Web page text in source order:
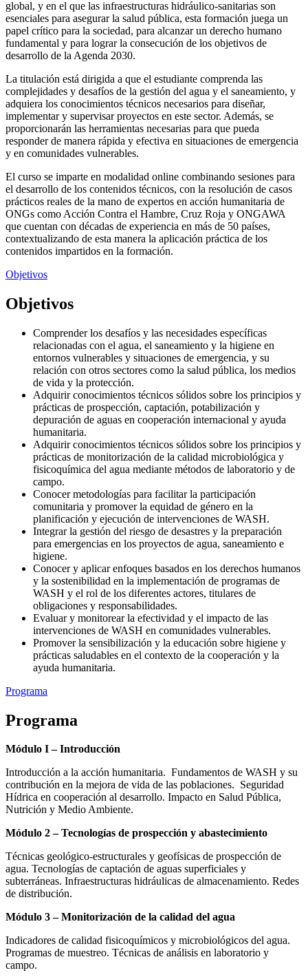
global, y en el que las infraestructuras hidráulico-sanitarias son
esenciales para asegurar la salud pública, esta formación juega un
papel crítico para la sociedad, para alcanzar un derecho humano
fundamental y para lograr la consecución de los objetivos de
desarrollo de la Agenda 2030.
La titulación está dirigida a que el estudiante comprenda las
complejidades y desafíos de la gestión del agua y el saneamiento, y
adquiera los conocimientos técnicos necesarios para diseñar,
implementar y supervisar proyectos en este sector. Además, se
proporcionarán las herramientas necesarias para que pueda
responder de manera rápida y efectiva en situaciones de emergencia
y en comunidades vulnerables.
El curso se imparte en modalidad online combinando sesiones para
el desarrollo de los contenidos técnicos, con la resolución de casos
prácticos reales de la mano de expertos en acción humanitaria de
ONGs como Acción Contra el Hambre, Cruz Roja y ONGAWA
que cuentan con décadas de experiencia en más de 50 países,
contextualizando de esta manera la aplicación práctica de los
contenidos impartidos en la formación.
Objetivos
Objetivos
Comprender los desafíos y las necesidades específicas
relacionadas con el agua, el saneamiento y la higiene en
entornos vulnerables y situaciones de emergencia, y su
relación con otros sectores como la salud pública, los medios
de vida y la protección.
Adquirir conocimientos técnicos sólidos sobre los principios y
prácticas de prospección, captación, potabilización y
depuración de aguas en cooperación internacional y ayuda
humanitaria.
Adquirir conocimientos técnicos sólidos sobre los principios y
prácticas de monitorización de la calidad microbiológica y
fisicoquímica del agua mediante métodos de laboratorio y de
campo.
Conocer metodologías para facilitar la participación
comunitaria y promover la equidad de género en la
planificación y ejecución de intervenciones de WASH.
Integrar la gestión del riesgo de desastres y la preparación
para emergencias en los proyectos de agua, saneamiento e
higiene.
Conocer y aplicar enfoques basados en los derechos humanos
y la sostenibilidad en la implementación de programas de
WASH y el rol de los diferentes actores, titulares de
obligaciones y responsabilidades.
Evaluar y monitorear la efectividad y el impacto de las
intervenciones de WASH en comunidades vulnerables.
Promover la sensibilización y la educación sobre higiene y
prácticas saludables en el contexto de la cooperación y la
ayuda humanitaria.
Programa
Programa
Módulo I – Introducción
Introducción a la acción humanitaria. Fundamentos de WASH y su
contribución en la mejora de vida de las poblaciones. Seguridad
Hídrica en cooperación al desarrollo. Impacto en Salud Pública,
Nutrición y Medio Ambiente.
Módulo 2 – Tecnologías de prospección y abastecimiento
Técnicas geológico-estructurales y geofísicas de prospección de
agua. Tecnologías de captación de aguas superficiales y
subterráneas. Infraestructuras hidráulicas de almacenamiento. Redes
de distribución.
Módulo 3 – Monitorización de la calidad del agua
Indicadores de calidad fisicoquímicos y microbiológicos del agua.
Programas de muestreo. Técnicas de análisis en laboratorio y
campo.